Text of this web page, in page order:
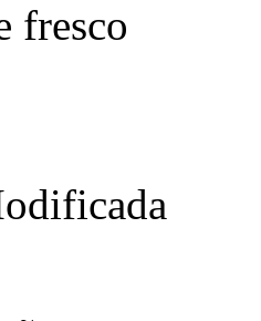
fresco